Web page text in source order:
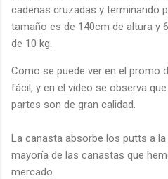
cadenas cruzadas y terminando
tamaño es de 140cm de altura y
de 10 kg.
Como se puede ver en el promo
fácil, y en el video se observa
partes son de gran calidad.
La canasta absorbe los putts a
mayoría de las canastas que
mercado.